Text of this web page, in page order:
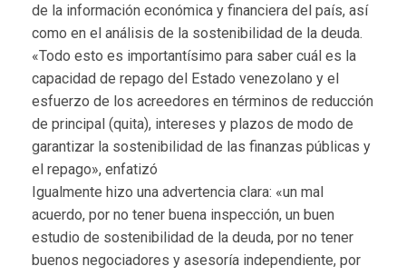
de la información económica y financiera del país, así
como en el análisis de la sostenibilidad de la deuda.
«Todo esto es importantísimo para saber cuál es la
capacidad de repago del Estado venezolano y el
esfuerzo de los acreedores en términos de reducción
de principal (quita), intereses y plazos de modo de
garantizar la sostenibilidad de las finanzas públicas y
el repago», enfatizó
Igualmente hizo una advertencia clara: «un mal
acuerdo, por no tener buena inspección, un buen
estudio de sostenibilidad de la deuda, por no tener
buenos negociadores y asesoría independiente, por